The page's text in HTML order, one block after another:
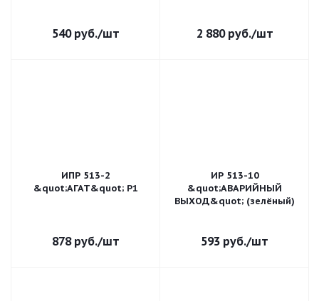
540руб./шт 2 880руб./шт
ИПР 513-2
&quot;АГАТ&quot; Р1
878руб./шт
ИР 513-10
&quot;АВАРИЙНЫЙ
ВЫХОД&quot; (зелёный)
593 руб./шт